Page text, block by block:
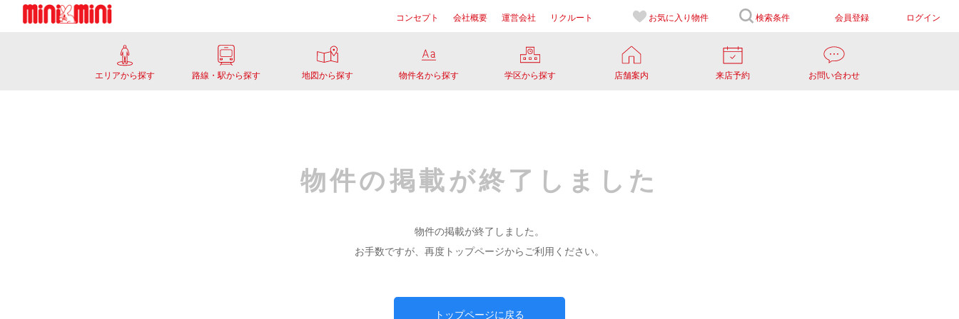
コンセプト 会社概要 運営会社 リクルート お気に入り 物件 検索条件 会員登録 ログイン
エリアから探す 路線・駅から探す 地図から探す 物件名から探す 学区から探す 店舗案内 来店予約 お問い合わせ
物件の掲載が終了しました
物件の掲載が終了しました。
お手数ですが、再度トップページからご利用ください。
トップページに戻る